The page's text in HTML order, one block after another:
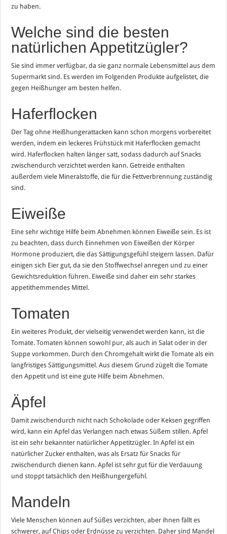
zu haben.
Welche sind die besten
natürlichen Appetitzügler?
Sie sind immer verfügbar, da sie ganz normale Lebensmittel aus dem
Supermarkt sind. Es werden im Folgenden Produkte aufgelistet, die
gegen Heißhunger am besten helfen.
Haferflocken
Der Tag ohne Heißhungerattacken kann schon morgens vorbereitet
werden, indem ein leckeres Frühstück mit Haferflocken gemacht
wird. Haferflocken halten länger satt, sodass dadurch auf Snacks
zwischendurch verzichtet werden kann. Getreide enthalten
außerdem viele Mineralstoffe, die für die Fettverbrennung zuständig
sind.
Eiweiße
Eine sehr wichtige Hilfe beim Abnehmen können Eiweiße sein. Es ist
zu beachten, dass durch Einnehmen von Eiweißen der Körper
Hormone produziert, die das Sättigungsgefühl steigern lassen. Dafür
einigen sich Eier gut, da sie den Stoffwechsel anregen und zu einer
Gewichtsreduktion führen. Eiweiße sind daher ein sehr starkes
appetithemmendes Mittel.
Tomaten
Ein weiteres Produkt, der vielseitig verwendet werden kann, ist die
Tomate. Tomaten können sowohl pur, als auch in Salat oder in der
Suppe vorkommen. Durch den Chromgehalt wirkt die Tomate als ein
langfristiges Sättigungsmittel. Aus diesem Grund zügelt die Tomate
den Appetit und ist eine gute Hilfe beim Abnehmen.
Äpfel
Damit zwischendurch nicht nach Schokolade oder Keksen gegriffen
wird, kann ein Apfel das Verlangen nach etwas Süßem stillen. Apfel
ist ein sehr bekannter natürlicher Appetitzügler. In Apfel ist ein
natürlicher Zucker enthalten, was als Ersatz für Snacks für
zwischendurch dienen kann. Apfel ist sehr gut für die Verdauung
und stoppt tatsächlich den Heißhungergefühl.
Mandeln
Viele Menschen können auf Süßes verzichten, aber ihnen fällt es
schwerer, auf Chips oder Erdnüsse zu verzichten. Daher sind Mandel